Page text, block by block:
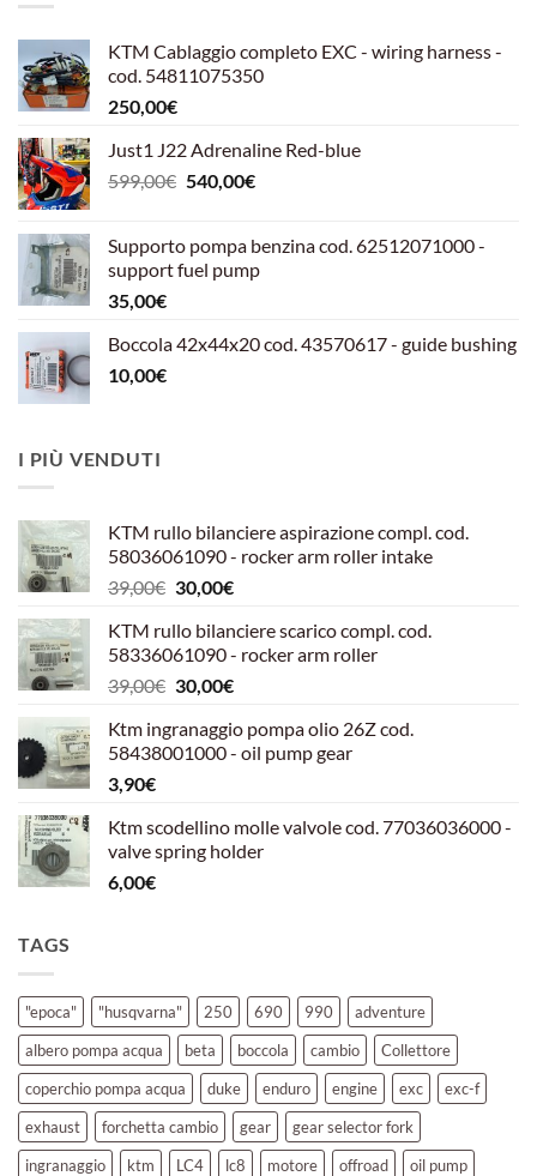
KTM Cablaggio completo EXC - wiring harness -
cod. 54811075350
250,00€
Just1 J22 Adrenaline Red-blue
599,00€ Il
era:
599,00€.
540,00€Il
è:
540,00€.
Supporto pompa benzina cod. 62512071000 -
support fuel pump
35,00€
Boccola 42x44x20 cod. 43570617 - guide bushing
10,00€
I PIÙ VENDUTI
KTM rullo bilanciere aspirazione compl. cod.
58036061090 - rocker arm roller intake
39,00€ Il
originale
era:
39,00€.
30,00€Il
attuale
è:
30,00€.
KTM rullo bilanciere scarico compl. cod.
58336061090 - rocker arm roller
39,00€ Il
originale
era:
30,00€Il
attuale
è:
Ktm ingranaggio pompa olio 26Z cod.
58438001000 - oil pump gear
3,90€
Ktm scodellino molle valvole cod. 77036036000 -
valve spring holder
6,00€
TAGS
"epoca" "husqvarna" 250 690 990
adventure
albero pompa acqua
beta boccola cambio
Collettore
coperchio pompa acqua
duke enduro engine exc
exc-f
exhaust
forchetta cambio gear
gear selector fork
ingranaggio
ktm LC4 lc8 motore offroad
oil pump